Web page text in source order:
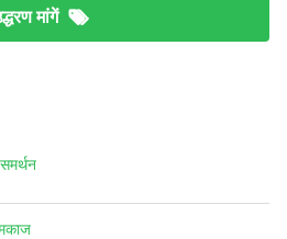
मांगें